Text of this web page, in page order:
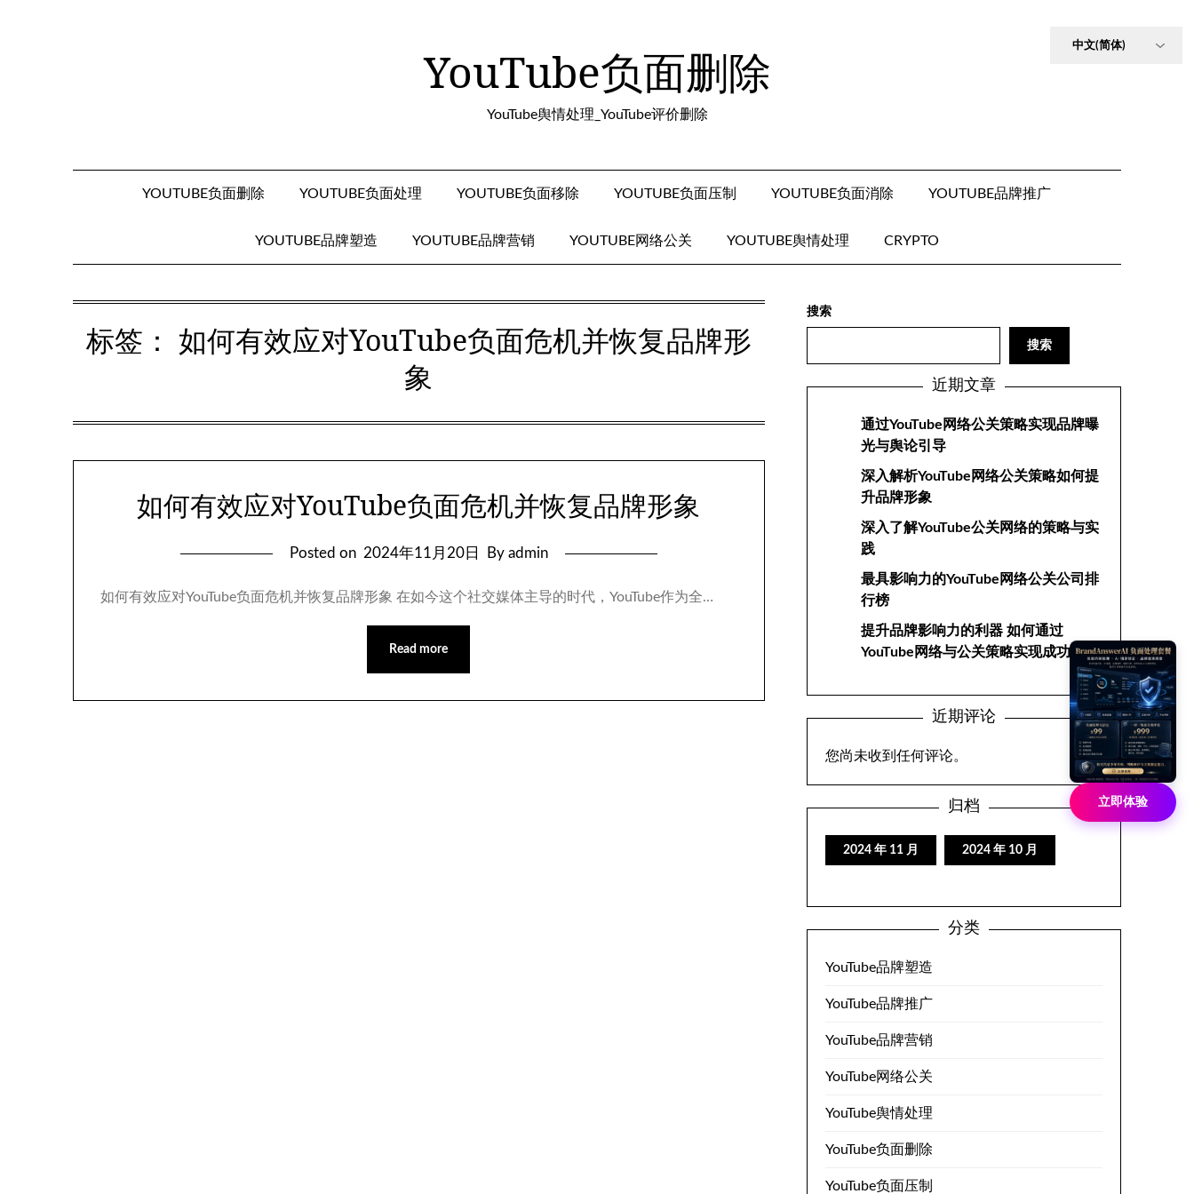
YouTube负面删除
YouTube舆情处理_YouTube评价删除
YOUTUBE负面删除 YOUTUBE负面处理 YOUTUBE负面移除 YOUTUBE负面压制 YOUTUBE负面消除 YOUTUBE品牌推广
YOUTUBE品牌塑造 YOUTUBE品牌营销 YOUTUBE网络公关 YOUTUBE舆情处理 CRYPTO
标签： 如何有效应对YouTube负面危机并恢复品牌形
象
如何有效应对YouTube负面危机并恢复品牌形象
Posted on 2024年11月20日 By admin
如何有效应对YouTube负面危机并恢复品牌形象 在如今这个社交媒体主导的时代，YouTube作为全…
Read more
搜索
搜索
近期文章
通过YouTube网络公关策略实现品牌曝
光与舆论引导
深入解析YouTube网络公关策略如何提
升品牌形象
深入了解YouTube公关网络的策略与实
践
最具影响力的YouTube网络公关公司排
行榜
提升品牌影响力的利器 如何通过
YouTube网络与公关策略实现成功
近期评论
您尚未收到任何评论。
归档
2024 年 11 月 2024 年 10 月
分类
YouTube品牌塑造
YouTube品牌推广
YouTube品牌营销
YouTube网络公关
YouTube舆情处理
YouTube负面删除
YouTube负面压制
立即体验